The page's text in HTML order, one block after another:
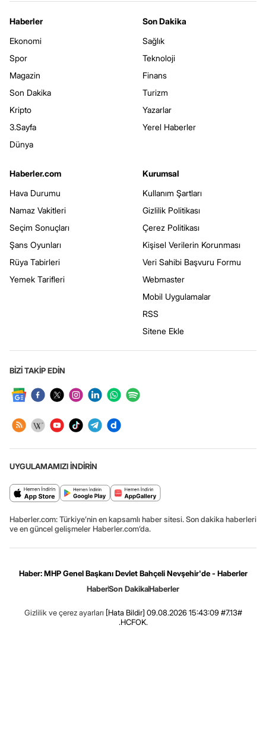
Haberler
Ekonomi
Spor
Magazin
Son Dakika
Kripto
3.Sayfa
Dünya
Son Dakika
Sağlık
Teknoloji
Finans
Turizm
Yazarlar
Yerel Haberler
Haberler.com
Hava Durumu
Namaz Vakitleri
Seçim Sonuçları
Şans Oyunları
Rüya Tabirleri
Yemek Tarifleri
Kurumsal
Kullanım Şartları
Gizlilik Politikası
Çerez Politikası
Kişisel Verilerin Korunması
Veri Sahibi Başvuru Formu
Webmaster
Mobil Uygulamalar
RSS
Sitene Ekle
BİZİ TAKİP EDİN
UYGULAMAMIZI İNDİRİN
Haberler.com: Türkiye’nin en kapsamlı haber sitesi. Son dakika haberleri
ve en güncel gelişmeler Haberler.com’da.
Haber: MHP Genel Başkanı Devlet Bahçeli Nevşehir'de - Haberler
HaberSon DakikaHaberler
Gizlilik ve çerez ayarları [Hata Bildir] 09.08.2026 15:43:09 #7.13#
.HCFOK.